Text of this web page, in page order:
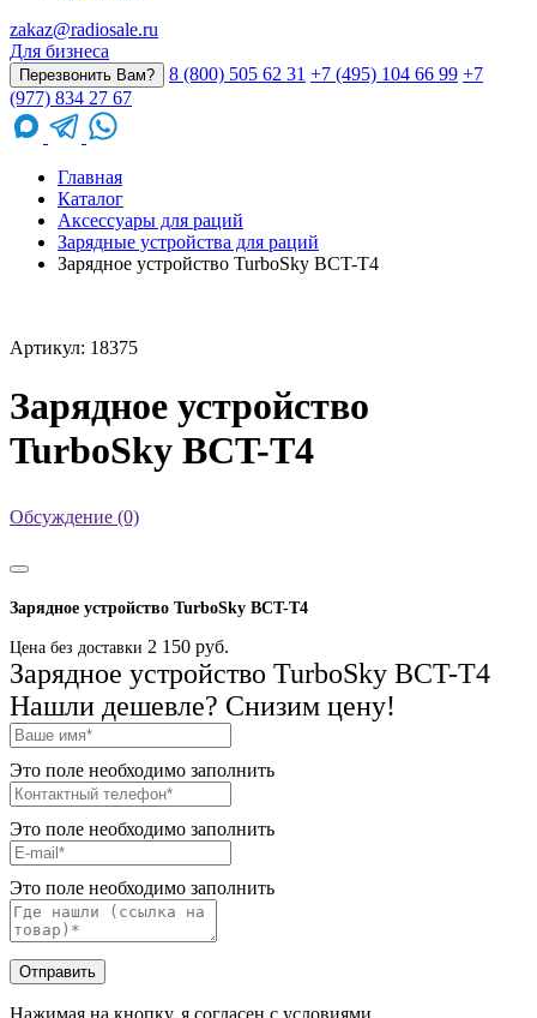
zakaz@radiosale.ru
Для бизнеса
Перезвонить Вам? 8 (800) 505 62 31 +7 (495) 104 66 99 +7
(977) 834 27 67
Главная
Каталог
Аксессуары для раций
Зарядные устройства для раций
Зарядное устройство TurboSky BCT-T4
Артикул: 18375
Зарядное устройство
TurboSky BCT-T4
Обсуждение (0)
Зарядное устройство TurboSky BCT-T4
Цена без доставки 2 150 руб.
Зарядное устройство TurboSky BCT-T4
Нашли дешевле? Снизим цену!
Это поле необходимо заполнить
Это поле необходимо заполнить
Это поле необходимо заполнить
Отправить
Нажимая на кнопку, я согласен с условиями